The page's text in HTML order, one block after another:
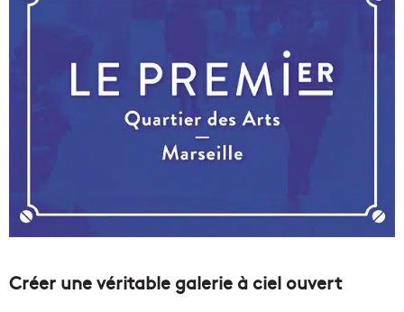
Créer une véritable galerie à ciel ouvert